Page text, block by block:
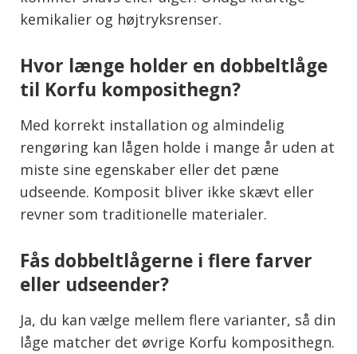
kemikalier og højtryksrenser.
Hvor længe holder en dobbeltlåge
til Korfu komposithegn?
Med korrekt installation og almindelig
rengøring kan lågen holde i mange år uden at
miste sine egenskaber eller det pæne
udseende. Komposit bliver ikke skævt eller
revner som traditionelle materialer.
Fås dobbeltlågerne i flere farver
eller udseender?
Ja, du kan vælge mellem flere varianter, så din
låge matcher det øvrige Korfu komposithegn.